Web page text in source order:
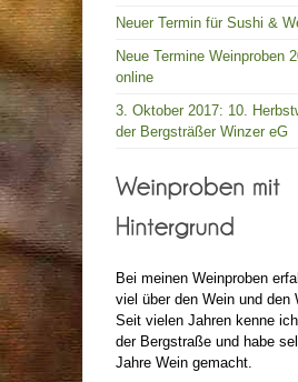
Neuer Termin für Sushi &
Neue Termine Weinproben
online
3. Oktober 2017: 10.
der Bergsträßer Winzer eG
Bei meinen Weinproben
viel über den Wein und den
Seit vielen Jahren kenne
der Bergstraße und habe
Jahre Wein gemacht.